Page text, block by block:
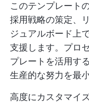
このテンプレート
採用戦略の策定、
ジュアルボード上
支援します。プロ
プレートを活用す
生産的な努力を最
高度にカスタマイ